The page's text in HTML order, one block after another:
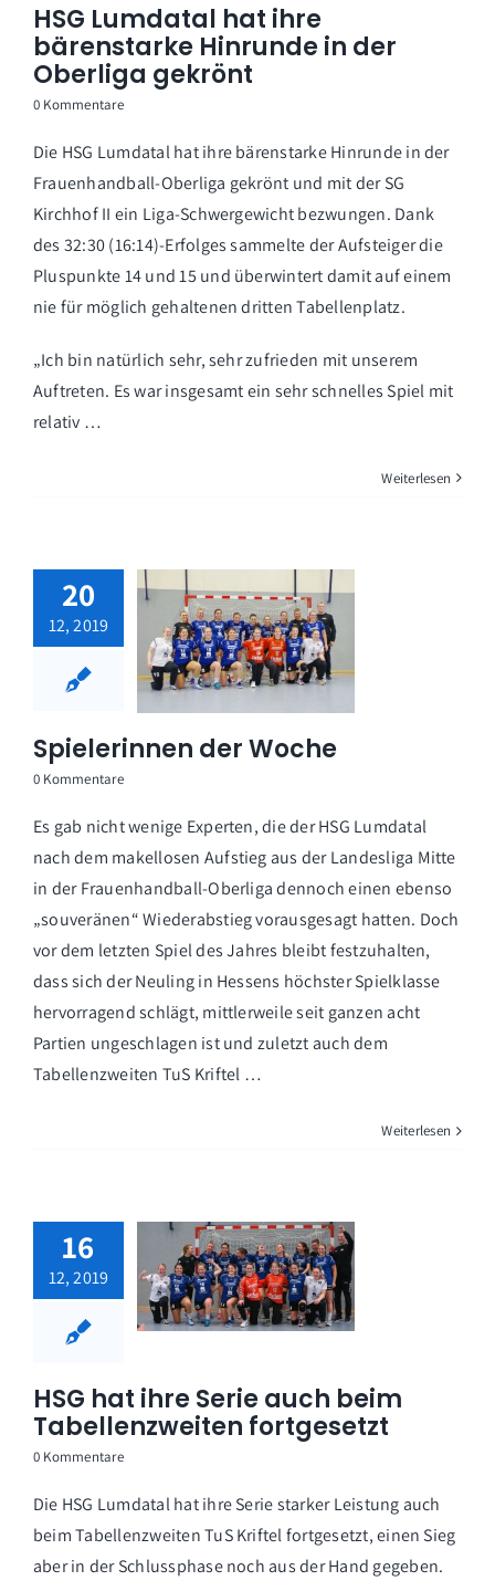
HSG Lumdatal hat ihre
bärenstarke Hinrunde in der
Oberliga gekrönt
0 Kommentare
Die HSG Lumdatal hat ihre bärenstarke Hinrunde in der
Frauenhandball-Oberliga gekrönt und mit der SG
Kirchhof II ein Liga-Schwergewicht bezwungen. Dank
des 32:30 (16:14)-Erfolges sammelte der Aufsteiger die
Pluspunkte 14 und 15 und überwintert damit auf einem
nie für möglich gehaltenen dritten Tabellenplatz.
„Ich bin natürlich sehr, sehr zufrieden mit unserem
Auftreten. Es war insgesamt ein sehr schnelles Spiel mit
relativ …
Weiterlesen
20
12, 2019
Spielerinnen der Woche
0 Kommentare
Es gab nicht wenige Experten, die der HSG Lumdatal
nach dem makellosen Aufstieg aus der Landesliga Mitte
in der Frauenhandball-Oberliga dennoch einen ebenso
„souveränen“ Wiederabstieg vorausgesagt hatten. Doch
vor dem letzten Spiel des Jahres bleibt festzuhalten,
dass sich der Neuling in Hessens höchster Spielklasse
hervorragend schlägt, mittlerweile seit ganzen acht
Partien ungeschlagen ist und zuletzt auch dem
Tabellenzweiten TuS Kriftel …
Weiterlesen
16
12, 2019
HSG hat ihre Serie auch beim
Tabellenzweiten fortgesetzt
0 Kommentare
Die HSG Lumdatal hat ihre Serie starker Leistung auch
beim Tabellenzweiten TuS Kriftel fortgesetzt, einen Sieg
aber in der Schlussphase noch aus der Hand gegeben.